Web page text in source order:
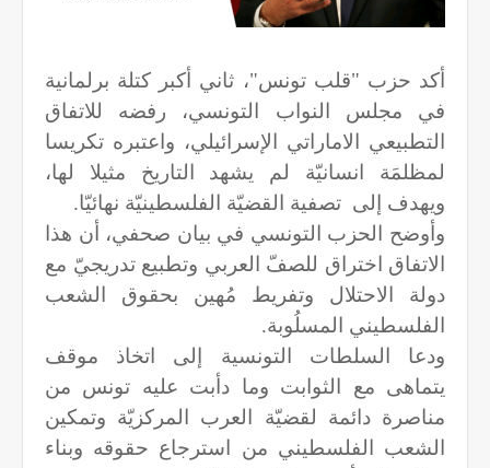
أكد حزب "قلب تونس"، ثاني أكبر كتلة برلمانية
في مجلس النواب التونسي، رفضه للاتفاق
التطبيعي الاماراتي الإسرائيلي، واعتبره تكريسا
لمظلمَة انسانيّة لم يشهد التاريخ مثيلا لها،
ويهدف إلى تصفية القضيّة الفلسطينيّة نهائيّا.
وأوضح الحزب التونسي في بيان صحفي، أن هذا
الاتفاق اختراق للصفّ العربي وتطبيع تدريجيّ مع
دولة الاحتلال وتفريط مُهين بحقوق الشعب
الفلسطيني المسلُوبة.
ودعا السلطات التونسية إلى اتخاذ موقف
يتماهى مع الثوابت وما دأبت عليه تونس من
مناصرة دائمة لقضيّة العرب المركزيّة وتمكين
الشعب الفلسطيني من استرجاع حقوقه وبناء